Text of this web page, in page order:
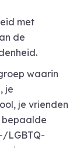
met
de
waarin
je
je vrienden
bepaalde
LGBTQ-